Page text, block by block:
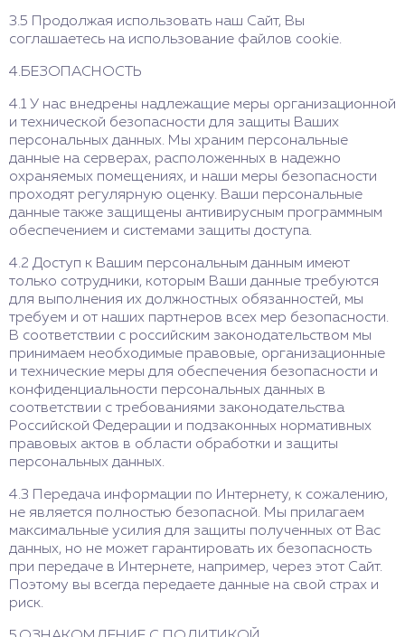
3.5 Продолжая использовать наш Сайт, Вы
соглашаетесь на использование файлов cookie.
4.БЕЗОПАСНОСТЬ
4.1 У нас внедрены надлежащие меры организационной
и технической безопасности для защиты Ваших
персональных данных. Мы храним персональные
данные на серверах, расположенных в надежно
охраняемых помещениях, и наши меры безопасности
проходят регулярную оценку. Ваши персональные
данные также защищены антивирусным программным
обеспечением и системами защиты доступа.
4.2 Доступ к Вашим персональным данным имеют
только сотрудники, которым Ваши данные требуются
для выполнения их должностных обязанностей, мы
требуем и от наших партнеров всех мер безопасности.
В соответствии с российским законодательством мы
принимаем необходимые правовые, организационные
и технические меры для обеспечения безопасности и
конфиденциальности персональных данных в
соответствии с требованиями законодательства
Российской Федерации и подзаконных нормативных
правовых актов в области обработки и защиты
персональных данных.
4.3 Передача информации по Интернету, к сожалению,
не является полностью безопасной. Мы прилагаем
максимальные усилия для защиты полученных от Вас
данных, но не может гарантировать их безопасность
при передаче в Интернете, например, через этот Сайт.
Поэтому вы всегда передаете данные на свой страх и
риск.